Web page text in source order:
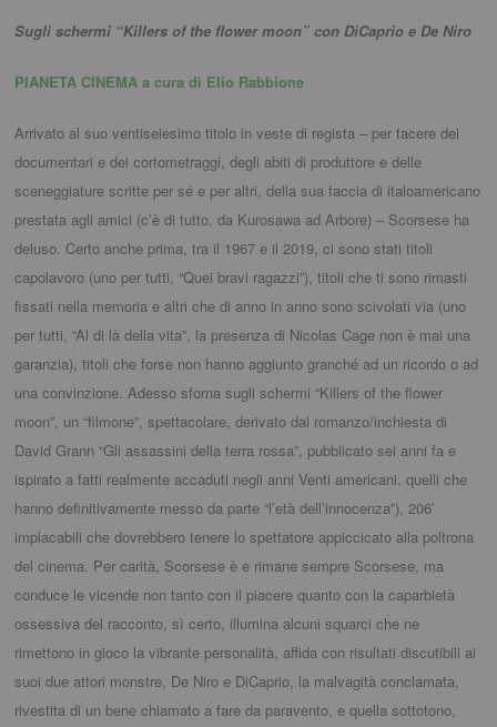
Sugli schermi “Killers of the flower moon” con DiCaprio e De Niro
PIANETA CINEMA a cura di Elio Rabbione
Arrivato al suo ventiseiesimo titolo in veste di regista – per tacere dei
documentari e dei cortometraggi, degli abiti di produttore e delle
sceneggiature scritte per sé e per altri, della sua faccia di italoamericano
prestata agli amici (c’è di tutto, da Kurosawa ad Arbore) – Scorsese ha
deluso. Certo anche prima, tra il 1967 e il 2019, ci sono stati titoli
capolavoro (uno per tutti, “Quei bravi ragazzi”), titoli che ti sono rimasti
fissati nella memoria e altri che di anno in anno sono scivolati via (uno
per tutti, “Al di là della vita”, la presenza di Nicolas Cage non è mai una
garanzia), titoli che forse non hanno aggiunto granché ad un ricordo o ad
una convinzione. Adesso sforna sugli schermi “Killers of the flower
moon”, un “filmone”, spettacolare, derivato dal romanzo/inchiesta di
David Grann “Gli assassini della terra rossa”, pubblicato sei anni fa e
ispirato a fatti realmente accaduti negli anni Venti americani, quelli che
hanno definitivamente messo da parte “l’età dell’innocenza”), 206’
implacabili che dovrebbero tenere lo spettatore appiccicato alla poltrona
del cinema. Per carità, Scorsese è e rimane sempre Scorsese, ma
conduce le vicende non tanto con il piacere quanto con la caparbietà
ossessiva del racconto, sì certo, illumina alcuni squarci che ne
rimettono in gioco la vibrante personalità, affida con risultati discutibili ai
suoi due attori monstre, De Niro e DiCaprio, la malvagità conclamata,
rivestita di un bene chiamato a fare da paravento, e quella sottotono,